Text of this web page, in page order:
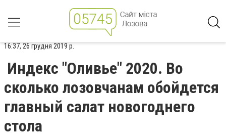
16:37, 26 грудня 2019 р.
Индекс "Оливье" 2020. Во
сколько лозовчанам обойдется
главный салат новогоднего
стола